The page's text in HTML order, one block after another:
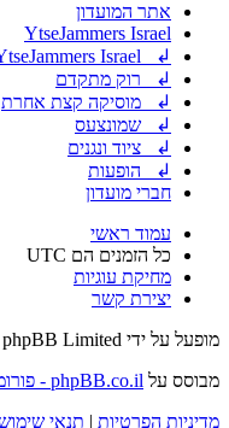
אתר המועדון
YtseJammers Israel
↲ The Theatre of YtseJammers Israel
↲ רוק מתקדם
↲ מוסיקה קצת אחרת
↲ שמונצעס
↲ ציוד ונגנים
↲ הופעות
חברי מועדון
עמוד ראשי
כל הזמנים הם UTC
מחיקת עוגיות
יצירת קשר
מופעל על ידי Limited
מבוסס על phpBB.co.il - פורומים בעברית
מדיניות הפרטיות | תנאי